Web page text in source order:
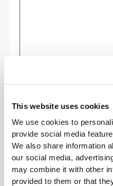
This website uses cookies
We use cookies to
provide social media
We also share information
our social media,
may combine it with other
provided to them or that
Νιώσε το σώμα σου με
Αυτή η πιο στενή
σιλουέτα του σώματός